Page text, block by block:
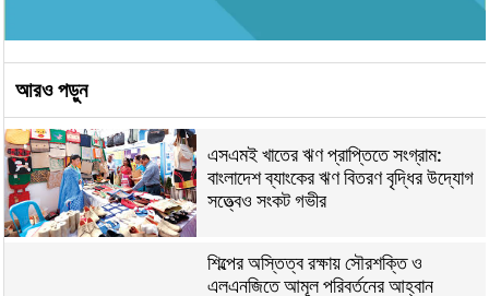
আরও পড়ুন
এসএমই খাতের ঋণ প্রাপ্তিতে সংগ্রাম:
বাংলাদেশ ব্যাংকের ঋণ বিতরণ বৃদ্ধির উদ্যোগ
সত্ত্বেও সংকট গভীর
শিল্পের অস্তিত্ব রক্ষায় সৌরশক্তি ও
এলএনজিতে আমূল পরিবর্তনের আহ্বান